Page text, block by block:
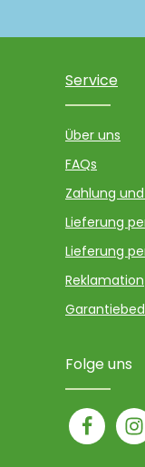
Service
Über uns
FAQs
Zahlung
Lieferung
Lieferung
Reklamation
Folge uns